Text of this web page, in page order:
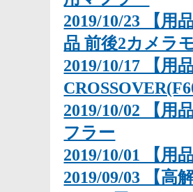
2019/10/23 【用
品 前後2カメラ
2019/10/17 【用
2019/10/02 【用
フラー
2019/10/01 【用
2019/09/03 【高